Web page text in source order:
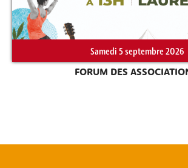
Samedi 5 septembre 2026
FORUM DES